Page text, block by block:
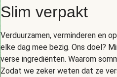
Slim verpakt
Verduurzamen, verminderen en
elke dag mee bezig. Ons doel?
verse ingrediënten. Waarom
Zodat we zeker weten dat ze